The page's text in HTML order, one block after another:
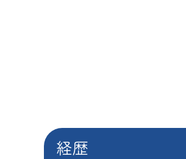
経歴